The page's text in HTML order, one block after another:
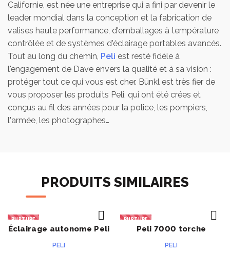
Californie, est née une entreprise qui a fini par devenir le
leader mondial dans la conception et la fabrication de
valises haute performance, d'emballages à température
contrôlée et de systèmes d'éclairage portables avancés.
Tout au long du chemin, Peli est resté fidèle à
l'engagement de Dave envers la qualité et à sa vision :
protéger tout ce qui vous est cher. Bünkl est très fier de
vous proposer les produits Peli, qui ont été crées et
conçus au fil des années pour la police, les pompiers,
l'armée, les photographes…
PRODUITS SIMILAIRES
RUPTURE
ACHETER
Éclairage autonome Peli
PELI
RUPTURE
ACHETER
Peli 7000 torche
PELI